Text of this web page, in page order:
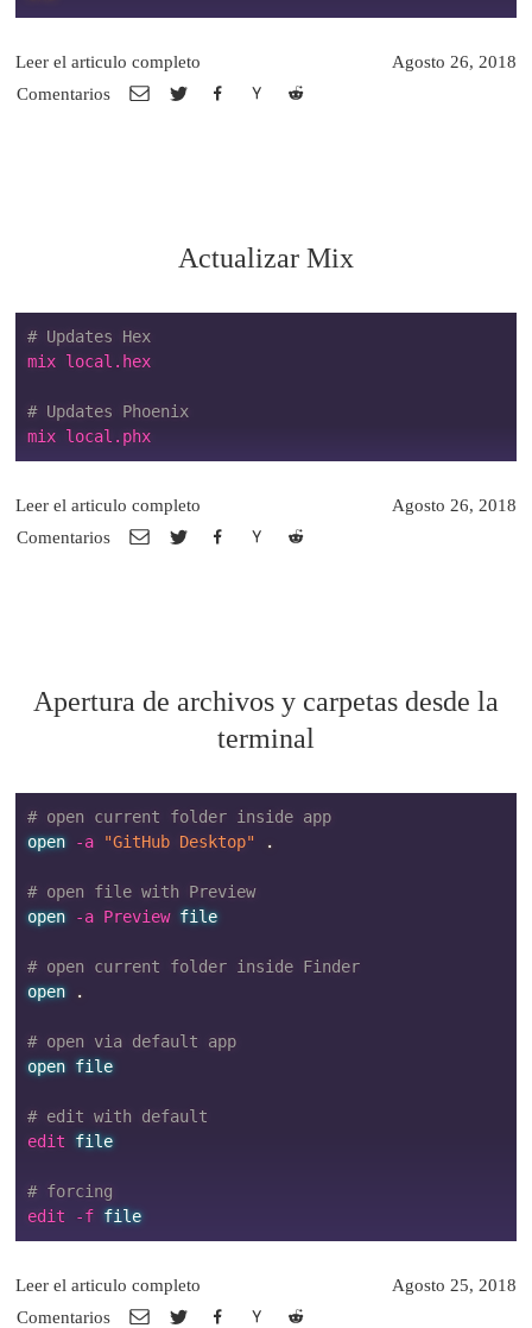
Comentarios
Leer el articulo completo Agosto 26, 2018
Actualizar Mix
# Updates Hex
mix local.hex
# Updates Phoenix
Comentarios
Leer el articulo completo Agosto 26, 2018
Apertura de archivos y carpetas desde la
terminal
# open current folder inside app
open -a "GitHub Desktop" .
# open file with Preview
open -a Preview file
# open current folder inside Finder
open
.
# open via default app
open file
# edit with default
edit file
# forcing
edit -f file
Comentarios
Leer el articulo completo Agosto 25, 2018